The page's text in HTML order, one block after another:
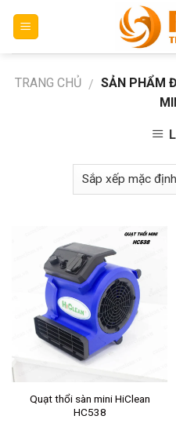
TRANG CHỦ / SẢN PHẨM
Quạt thổi sàn mini HiClean
HC538